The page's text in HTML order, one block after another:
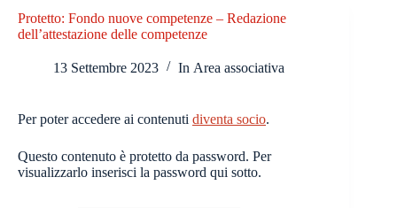
Protetto: Fondo nuove competenze – Redazione
dell’attestazione delle competenze
13 Settembre 2023 In Area associativa
Per poter accedere ai contenuti diventa socio.
Questo contenuto è protetto da password. Per
visualizzarlo inserisci la password qui sotto.